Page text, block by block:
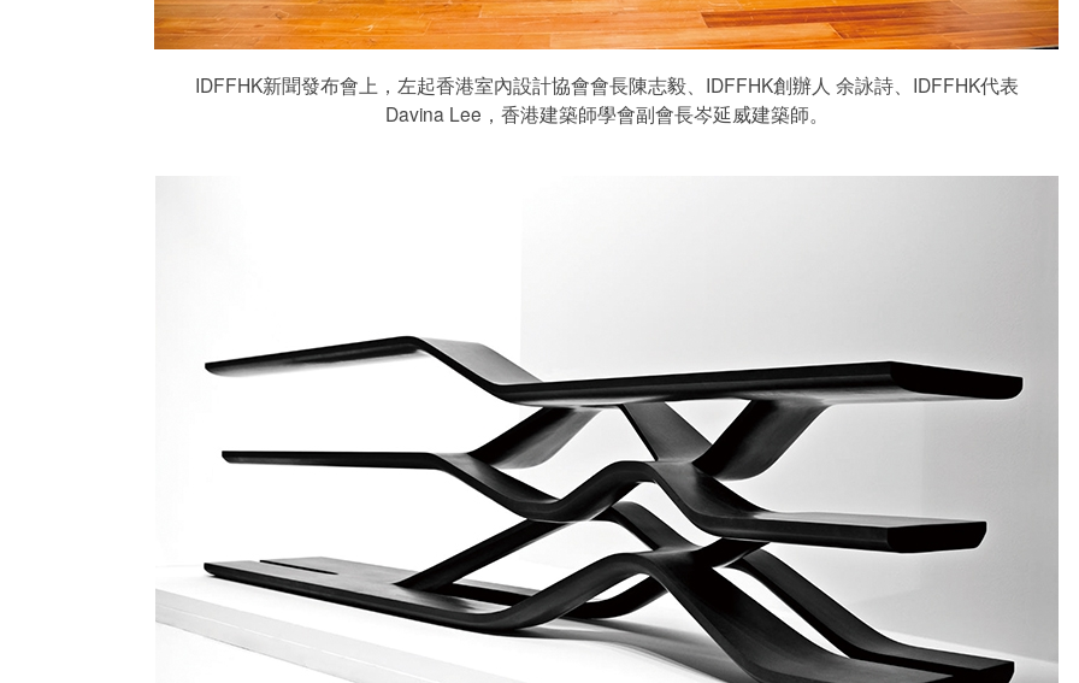
IDFFHK新聞發布會上，左起香港室內設計協會會長陳志毅、IDFFHK創辦人 余詠詩、IDFFHK代表
Davina Lee，香港建築師學會副會長岑延威建築師。